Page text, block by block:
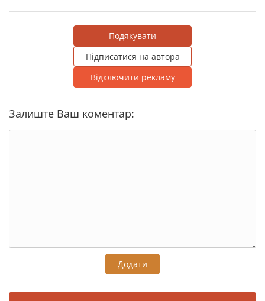
Подякувати
Підписатися на автора
Відключити рекламу
Залиште Ваш коментар:
Додати